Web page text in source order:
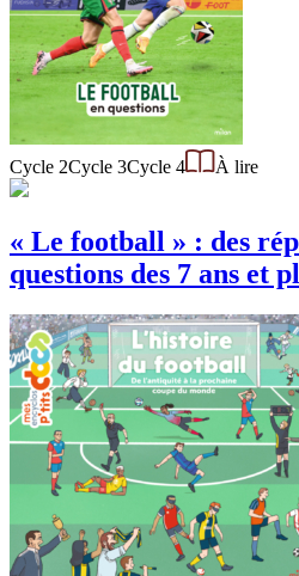
Cycle 2Cycle 3Cycle 4 À lire
« Le football » : des
questions des 7 ans et